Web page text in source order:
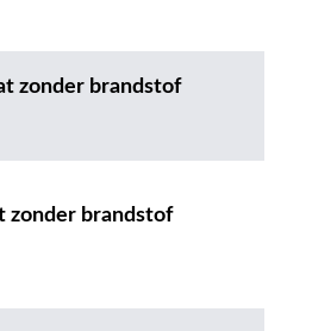
zonder brandstof
zonder brandstof